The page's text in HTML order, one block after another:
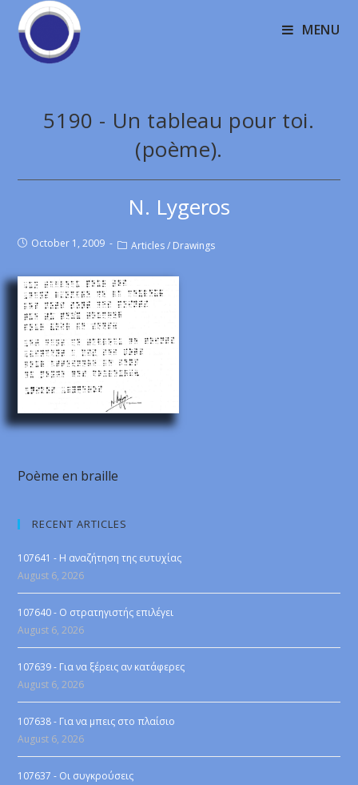
MENU
5190 - Un tableau pour toi.
(poème).
N. Lygeros
October 1, 2009 Articles / Drawings
Poème en braille
RECENT ARTICLES
107641 - Η αναζήτηση της ευτυχίας
August 6, 2026
107640 - Ο στρατηγιστής επιλέγει
August 6, 2026
107639 - Για να ξέρεις αν κατάφερες
August 6, 2026
107638 - Για να μπεις στο πλαίσιο
August 6, 2026
107637 - Οι συγκρούσεις